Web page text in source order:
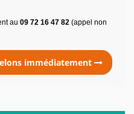
au 09 72 16 47 82 (appel non
immédiatement